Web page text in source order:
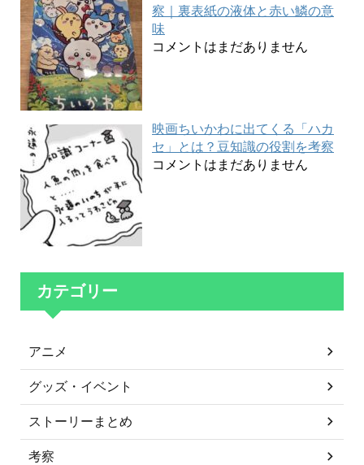
察｜裏表紙の液体と赤い鱗の意
味
コメントはまだありません
映画ちいかわに出てくる「ハカ
セ」とは？豆知識の役割を考察
コメントはまだありません
カテゴリー
アニメ
グッズ・イベント
ストーリーまとめ
考察